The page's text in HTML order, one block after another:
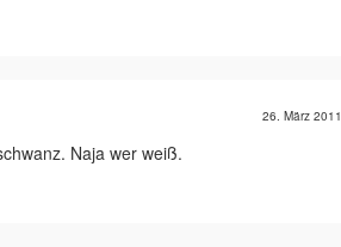
26. März 2011
Naja wer weiß.